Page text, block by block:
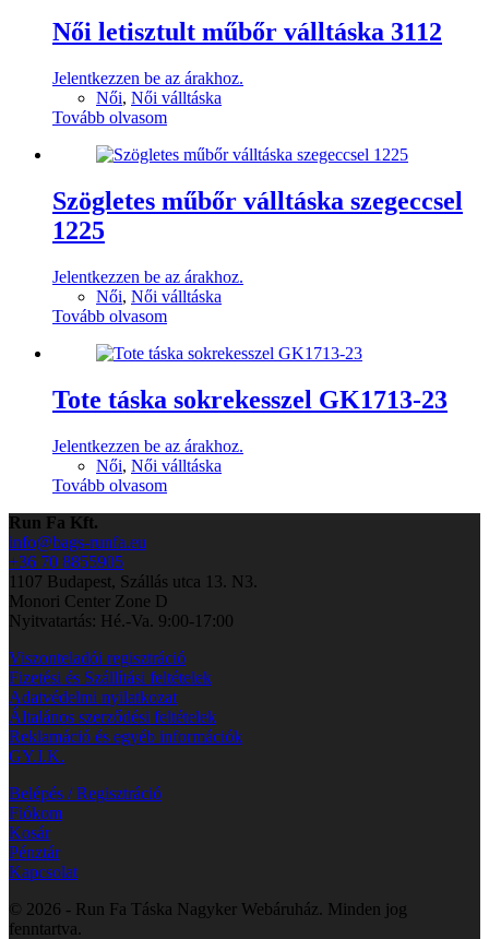
Női letisztult műbőr válltáska 3112
Jelentkezzen be az árakhoz.
Női, Női válltáska
Tovább olvasom
Szögletes műbőr válltáska szegeccsel
1225
Jelentkezzen be az árakhoz.
Női, Női válltáska
Tovább olvasom
Tote táska sokrekesszel GK1713-23
Jelentkezzen be az árakhoz.
Női, Női válltáska
Tovább olvasom
Run Fa Kft.
info@bags-runfa.eu
+36 70 8855905
1107 Budapest, Szállás utca 13. N3.
Monori Center Zone D
Nyitvatartás: Hé.-Va. 9:00-17:00
Viszonteladói regisztráció
Fizetési és Szállítási feltételek
Adatvédelmi nyilatkozat
Általános szerződési feltételek
Reklamáció és egyéb információk
GY.I.K.
Belépés / Regisztráció
Fiókom
Kosár
Pénztár
Kapcsolat
© 2026 - Run Fa Táska Nagyker Webáruház. Minden jog
fenntartva.